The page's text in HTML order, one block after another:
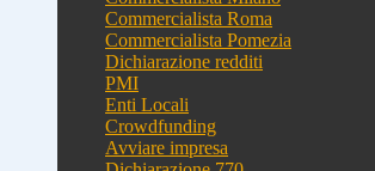
Commercialista Roma
Commercialista Pomezia
Dichiarazione redditi
PMI
Enti Locali
Crowdfunding
Avviare impresa